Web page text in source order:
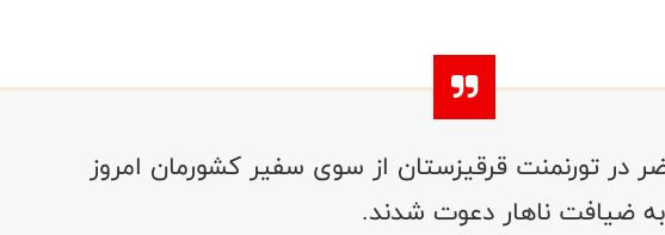
در تورنمنت قرقیزستان از سوی سفیر کشورمان امروز